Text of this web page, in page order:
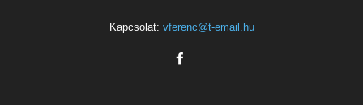
Kapcsolat: vferenc@t-email.hu